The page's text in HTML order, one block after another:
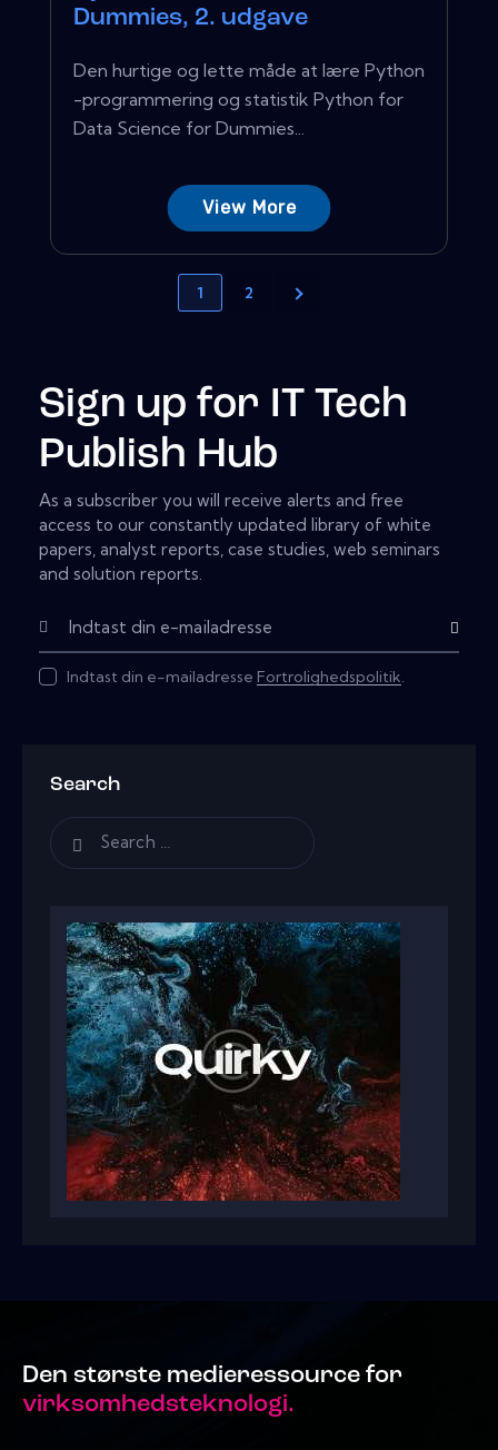
Dummies, 2. udgave
Den hurtige og lette måde at lære Python
-programmering og statistik Python for
Data Science for Dummies...
View More
1 2
Sign up for IT Tech
Publish Hub
As a subscriber you will receive alerts and free
access to our constantly updated library of white
papers, analyst reports, case studies, web seminars
and solution reports.
Subscribe
Indtast din e-mailadresse Fortrolighedspolitik.
Search
Den største medieressource for
virksomhedsteknologi.